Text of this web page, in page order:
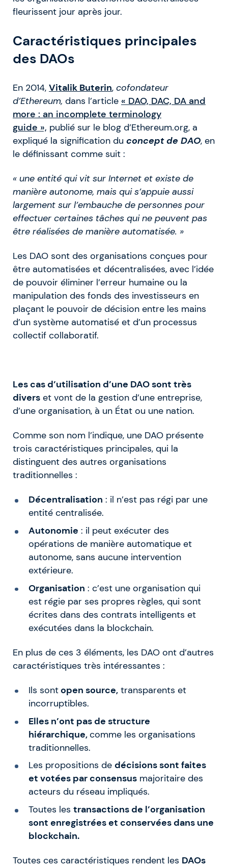
fleurissent jour après jour.
Caractéristiques principales
des DAOs
En 2014, Vitalik Buterin, cofondateur
d’Ethereum, dans l’article « DAO, DAC, DA and
more : an incomplete terminology
guide », publié sur le blog d’Ethereum.org, a
expliqué la signification du concept de DAO, en
le définissant comme suit :
« une entité qui vit sur Internet et existe de
manière autonome, mais qui s’appuie aussi
largement sur l’embauche de personnes pour
effectuer certaines tâches qui ne peuvent pas
être réalisées de manière automatisée. »
Les DAO sont des organisations conçues pour
être automatisées et décentralisées, avec l’idée
de pouvoir éliminer l’erreur humaine ou la
manipulation des fonds des investisseurs en
plaçant le pouvoir de décision entre les mains
d’un système automatisé et d’un processus
collectif collaboratif.
Les cas d’utilisation d’une DAO sont très
divers et vont de la gestion d’une entreprise,
d’une organisation, à un État ou une nation.
Comme son nom l’indique, une DAO présente
trois caractéristiques principales, qui la
distinguent des autres organisations
traditionnelles :
Décentralisation : il n’est pas régi par une
entité centralisée.
Autonomie : il peut exécuter des
opérations de manière automatique et
autonome, sans aucune intervention
extérieure.
Organisation : c’est une organisation qui
est régie par ses propres règles, qui sont
écrites dans des contrats intelligents et
exécutées dans la blockchain.
En plus de ces 3 éléments, les DAO ont d’autres
caractéristiques très intéressantes :
Ils sontopen source,transparents et
incorruptibles.
Elles n’ont pas de structure
hiérarchique,comme les organisations
traditionnelles.
Les propositions de décisions sont faites
et votées par consensusmajoritaire des
acteurs du réseau impliqués.
Toutes les transactions de l’organisation
sont enregistrées et conservées dans une
blockchain.
Toutes ces caractéristiques rendent les DAOs